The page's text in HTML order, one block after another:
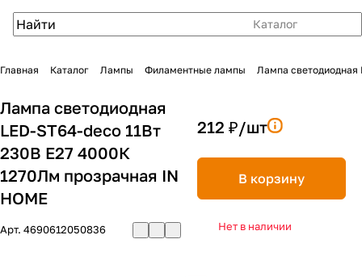
Каталог
Главная Каталог Лампы Филаментные лампы Лампа светодиодная
Лампа светодиодная
LED-ST64-deco 11Вт
230В Е27 4000К
1270Лм прозрачная IN
HOME
Арт. 4690612050836
212 ₽/шт
В корзину
Нет в наличии